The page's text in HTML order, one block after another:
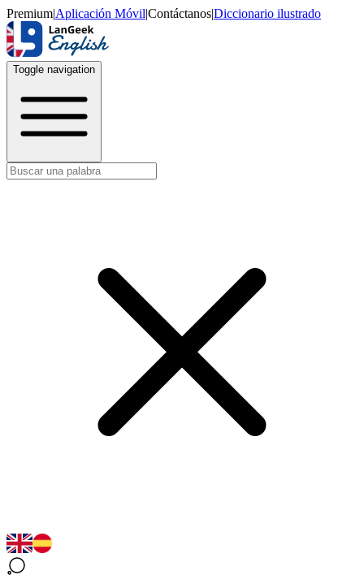
Premium|Aplicación Móvil|Contáctanos|Diccionario ilustrado
Toggle navigation